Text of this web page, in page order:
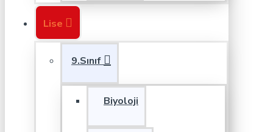
Lise
9.Sınıf
Biyoloji